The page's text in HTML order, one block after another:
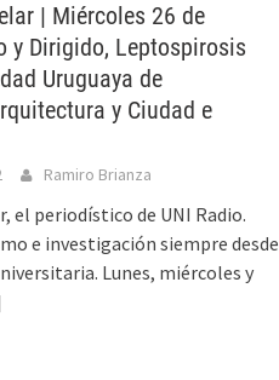
| Miércoles 26 de
y Dirigido, Leptospirosis
Uruguaya de
y Ciudad e
Ramiro Brianza
el periodístico de UNI Radio.
e investigación siempre desde
Lunes, miércoles y